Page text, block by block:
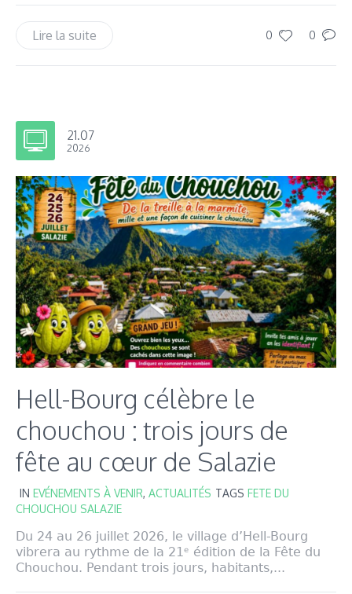
0 0
Lire la suite
21.07
2026
Hell-Bourg célèbre le
chouchou : trois jours de
fête au cœur de Salazie
IN EVÉNEMENTS À VENIR, ACTUALITÉS TAGS FETE DU
CHOUCHOU SALAZIE
Du 24 au 26 juillet 2026, le village d’Hell-Bourg
vibrera au rythme de la 21ᵉ édition de la Fête du
Chouchou. Pendant trois jours, habitants,...